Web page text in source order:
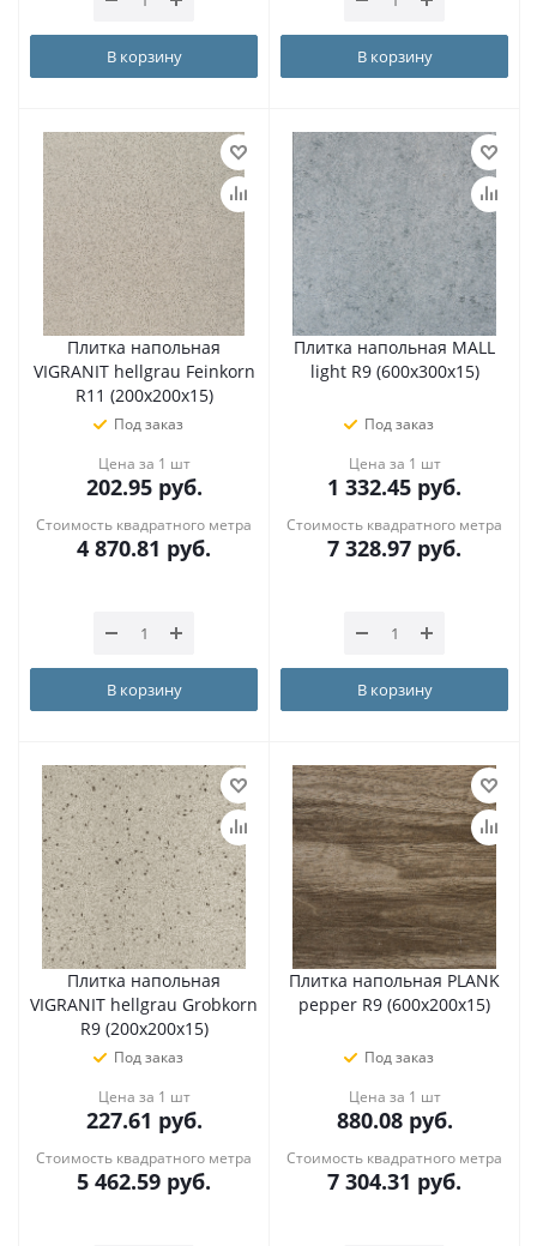
В корзину В корзину
Плитка напольная
VIGRANIT hellgrau Feinkorn
R11 (200х200х15)
Под заказ
Цена за 1 шт
202.95руб.
Стоимость квадратного метра
4 870.81 руб.
В корзину
Плитка напольная MALL
light R9 (600х300х15)
Под заказ
Цена за 1 шт
1 332.45 руб.
Стоимость квадратного метра
7 328.97 руб.
В корзину
Плитка напольная
VIGRANIT hellgrau Grobkorn
R9 (200х200х15)
Под заказ
Цена за 1 шт
227.61 руб.
Стоимость квадратного метра
5 462.59 руб.
Плитка напольная PLANK
pepper R9 (600х200х15)
Под заказ
Цена за 1 шт
880.08руб.
Стоимость квадратного метра
7 304.31 руб.